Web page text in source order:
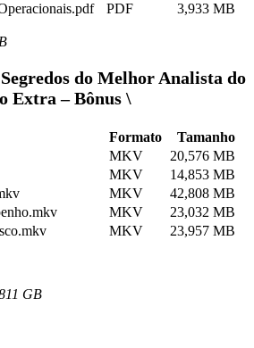
PDF 3,933 MB
do Melhor Analista do
Extra – Bônus \
Formato
Tamanho
MKV
20,576 MB
MKV
14,853 MB
MKV
42,808 MB
MKV
23,032 MB
MKV 23,957 MB
GB